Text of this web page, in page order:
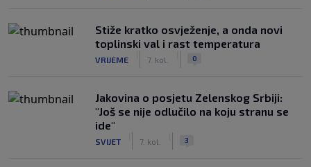
Stiže kratko osvježenje, a onda novi
toplinski val i rast temperatura
VRIJEME 7. kol. 0
Jakovina o posjetu Zelenskog Srbiji:
"Još se nije odlučilo na koju stranu se
ide"
SVIJET 7. kol. 3